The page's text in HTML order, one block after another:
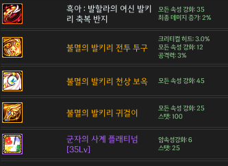
흑아 : 발할라의 여신 발키
리 축복 반지
모든 속성 강화: 35
최종 데미지 증가: 2%
불멸의 발키리 전투 투구
크리티컬 히트: 3.0%
모든 속성 강화: 12
공격력: 3%
불멸의 발키리 천상 보옥 모든 속성 강화: 45
불멸의 발키리 귀걸이
모든 속성 강화: 25
스탯: 100
군자의 사계 플래티넘
[35Lv]
암속성강화: 6
스탯: 25